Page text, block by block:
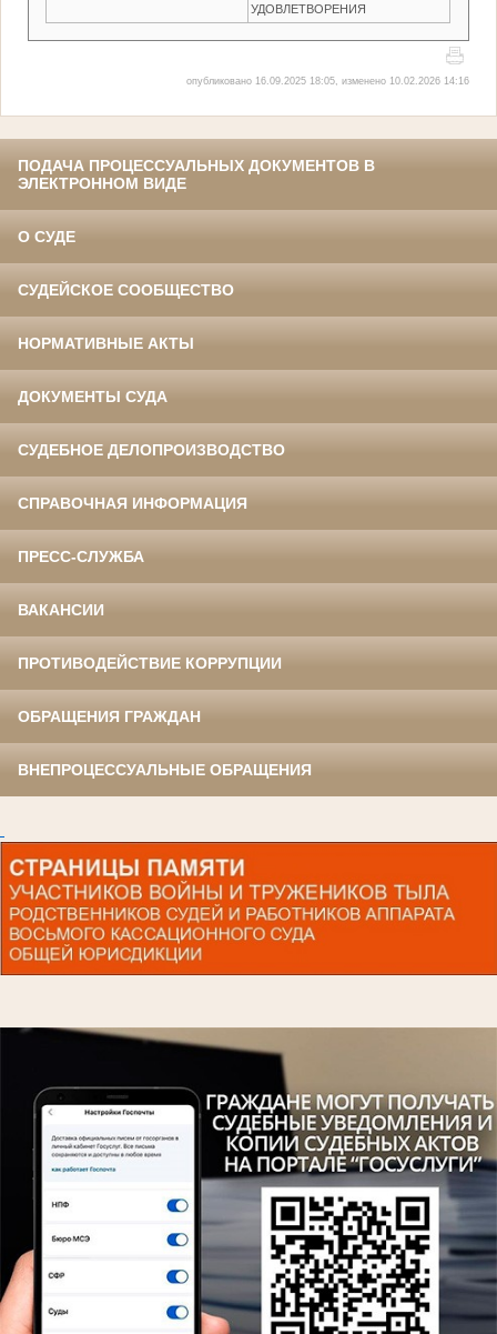
УДОВЛЕТВОРЕНИЯ
опубликовано 16.09.2025 18:05, изменено 10.02.2026 14:16
ПОДАЧА ПРОЦЕССУАЛЬНЫХ ДОКУМЕНТОВ В
ЭЛЕКТРОННОМ ВИДЕ
О СУДЕ
СУДЕЙСКОЕ СООБЩЕСТВО
НОРМАТИВНЫЕ АКТЫ
ДОКУМЕНТЫ СУДА
СУДЕБНОЕ ДЕЛОПРОИЗВОДСТВО
СПРАВОЧНАЯ ИНФОРМАЦИЯ
ПРЕСС-СЛУЖБА
ВАКАНСИИ
ПРОТИВОДЕЙСТВИЕ КОРРУПЦИИ
ОБРАЩЕНИЯ ГРАЖДАН
ВНЕПРОЦЕССУАЛЬНЫЕ ОБРАЩЕНИЯ